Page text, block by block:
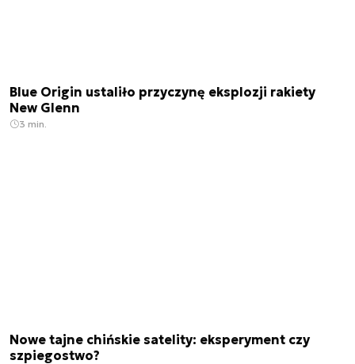
Blue Origin ustaliło przyczynę eksplozji rakiety
New Glenn
3 min.
Nowe tajne chińskie satelity: eksperyment czy
szpiegostwo?